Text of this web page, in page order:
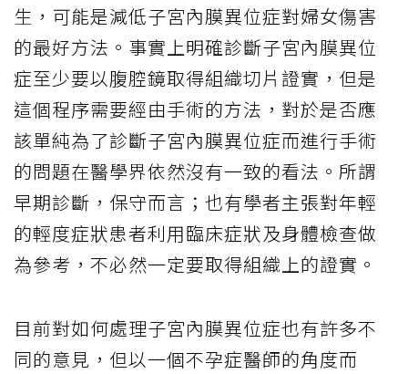
生，可能是減低子宮內膜異位症對婦女傷害
的最好方法。事實上明確診斷子宮內膜異位
症至少要以腹腔鏡取得組織切片證實，但是
這個程序需要經由手術的方法，對於是否應
該單純為了診斷子宮內膜異位症而進行手術
的問題在醫學界依然沒有一致的看法。所謂
早期診斷，保守而言；也有學者主張對年輕
的輕度症狀患者利用臨床症狀及身體檢查做
為參考，不必然一定要取得組織上的證實。
目前對如何處理子宮內膜異位症也有許多不
同的意見，但以一個不孕症醫師的角度而